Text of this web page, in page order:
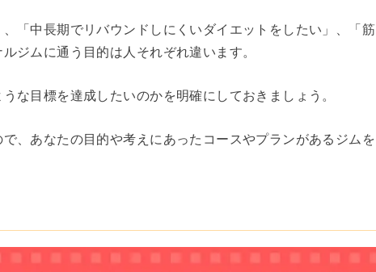
、「中長期でリバウンドしにくいダイエットをしたい」、「筋
ジムに通う目的は人それぞれ違います。
な目標を達成したいのかを明確にしておきましょう。
、あなたの目的や考えにあったコースやプランがあるジムを